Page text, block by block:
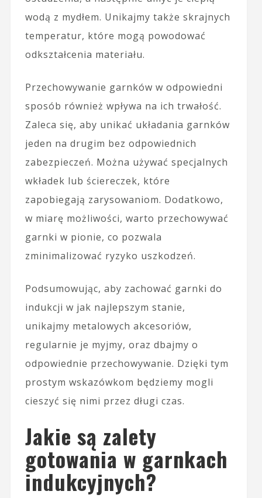
wodą z mydłem. Unikajmy także skrajnych
temperatur, które mogą powodować
odkształcenia materiału.
Przechowywanie garnków w odpowiedni
sposób również wpływa na ich trwałość.
Zaleca się, aby unikać układania garnków
jeden na drugim bez odpowiednich
zabezpieczeń. Można używać specjalnych
wkładek lub ściereczek, które
zapobiegają zarysowaniom. Dodatkowo,
w miarę możliwości, warto przechowywać
garnki w pionie, co pozwala
zminimalizować ryzyko uszkodzeń.
Podsumowując, aby zachować garnki do
indukcji w jak najlepszym stanie,
unikajmy metalowych akcesoriów,
regularnie je myjmy, oraz dbajmy o
odpowiednie przechowywanie. Dzięki tym
prostym wskazówkom będziemy mogli
cieszyć się nimi przez długi czas.
Jakie są zalety
gotowania w garnkach
indukcyjnych?